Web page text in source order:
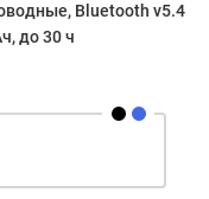
Bluetooth v5.4
до 30 ч